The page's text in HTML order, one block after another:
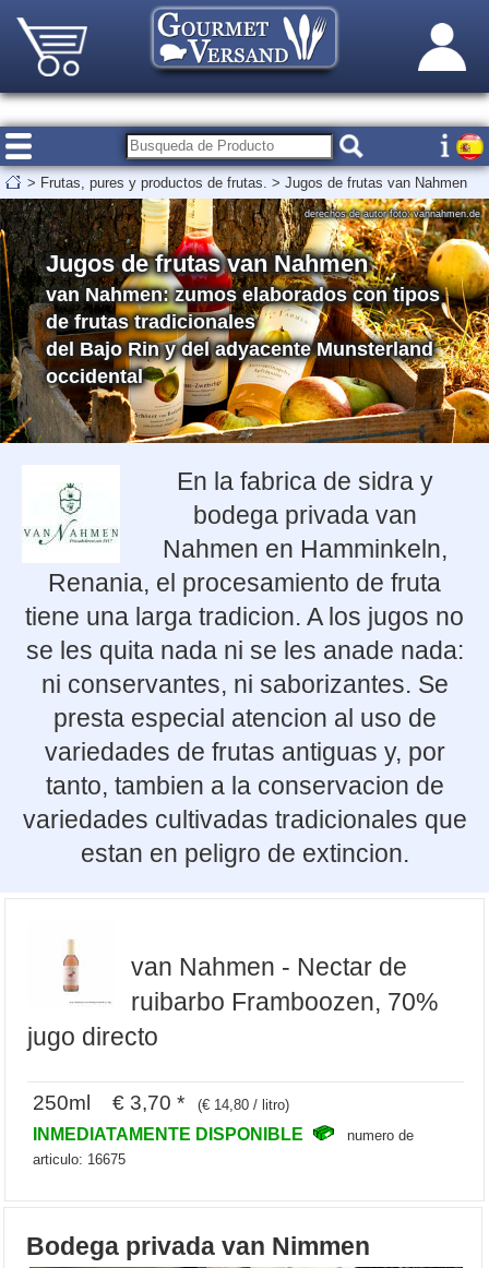
> Frutas, pures y productos de frutas. > Jugos de frutas van Nahmen
Jugos de frutas van Nahmen
van Nahmen: zumos elaborados con tipos
de frutas tradicionales
del Bajo Rin y del adyacente Munsterland
occidental
derechos de autor foto: vannahmen.de
En la fabrica de sidra y
bodega privada van
Nahmen en Hamminkeln,
Renania, el procesamiento de fruta
tiene una larga tradicion. A los jugos no
se les quita nada ni se les anade nada:
ni conservantes, ni saborizantes. Se
presta especial atencion al uso de
variedades de frutas antiguas y, por
tanto, tambien a la conservacion de
variedades cultivadas tradicionales que
estan en peligro de extincion.
van Nahmen - Nectar de
ruibarbo Framboozen, 70%
jugo directo
250ml € 3,70 * (€ 14,80 / litro)
INMEDIATAMENTE DISPONIBLE
numero de
articulo: 16675
Bodega privada van Nimmen